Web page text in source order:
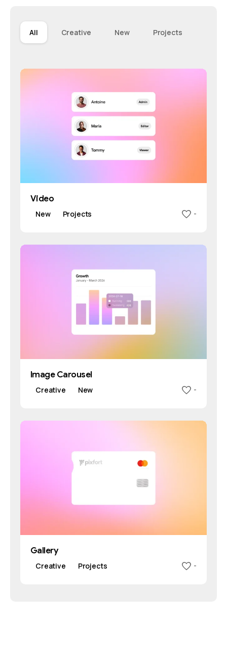
All Creative New Projects
Video
New Projects -
Image Carousel
Creative New -
Gallery
Creative Projects -